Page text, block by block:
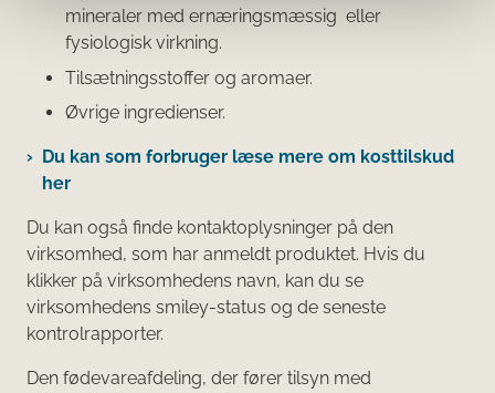
mineraler med ernæringsmæssig eller
fysiologisk virkning.
Tilsætningsstoffer og aromaer.
Øvrige ingredienser.
Du kan som forbruger læse mere om kosttilskud
her
Du kan også finde kontaktoplysninger på den
virksomhed, som har anmeldt produktet. Hvis du
klikker på virksomhedens navn, kan du se
virksomhedens smiley-status og de seneste
kontrolrapporter.
Den fødevareafdeling, der fører tilsyn med